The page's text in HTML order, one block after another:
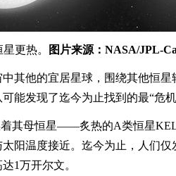
更热。 图片来源：NASA/JPL-
他的宜居星球，围绕其他恒星
能发现了迄今为止找到的最“危
母恒星——炙热的A类恒星
阳温度接近。迄今为止，人们
1万开尔文。